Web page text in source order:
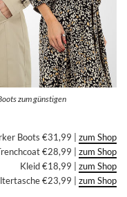
zum günstigen
Boots €31,99 | zum Shop
€28,99 | zum Shop
Kleid €18,99 | zum Shop
€23,99 | zum Shop